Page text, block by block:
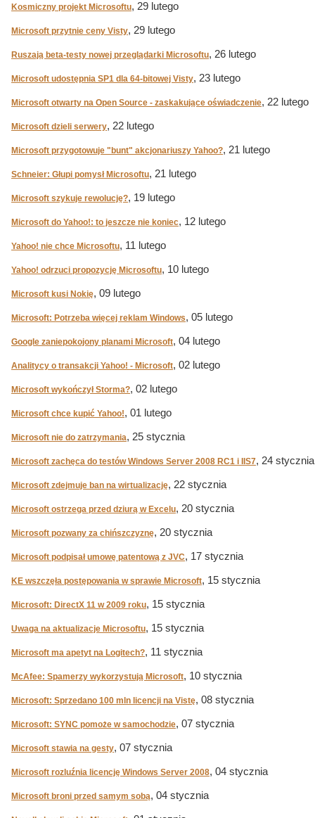
Kosmiczny projekt Microsoftu, 29 lutego
Microsoft przytnie ceny Visty, 29 lutego
Ruszają beta-testy nowej przeglądarki Microsoftu, 26 lutego
Microsoft udostępnia SP1 dla 64-bitowej Visty, 23 lutego
Microsoft otwarty na Open Source - zaskakujące oświadczenie, 22 lutego
Microsoft dzieli serwery, 22 lutego
Microsoft przygotowuje "bunt" akcjonariuszy Yahoo?, 21 lutego
Schneier: Głupi pomysł Microsoftu, 21 lutego
Microsoft szykuje rewolucję?, 19 lutego
Microsoft do Yahoo!: to jeszcze nie koniec, 12 lutego
Yahoo! nie chce Microsoftu, 11 lutego
Yahoo! odrzuci propozycję Microsoftu, 10 lutego
Microsoft kusi Nokię, 09 lutego
Microsoft: Potrzeba więcej reklam Windows, 05 lutego
Google zaniepokojony planami Microsoft, 04 lutego
Analitycy o transakcji Yahoo! - Microsoft, 02 lutego
Microsoft wykończył Storma?, 02 lutego
Microsoft chce kupić Yahoo!, 01 lutego
Microsoft nie do zatrzymania, 25 stycznia
Microsoft zachęca do testów Windows Server 2008 RC1 i IIS7, 24 stycznia
Microsoft zdejmuje ban na wirtualizację, 22 stycznia
Microsoft ostrzega przed dziurą w Excelu, 20 stycznia
Microsoft pozwany za chińszczyznę, 20 stycznia
Microsoft podpisał umowę patentową z JVC, 17 stycznia
KE wszczęła postępowania w sprawie Microsoft, 15 stycznia
Microsoft: DirectX 11 w 2009 roku, 15 stycznia
Uwaga na aktualizacje Microsoftu, 15 stycznia
Microsoft ma apetyt na Logitech?, 11 stycznia
McAfee: Spamerzy wykorzystują Microsoft, 10 stycznia
Microsoft: Sprzedano 100 mln licencji na Vistę, 08 stycznia
Microsoft: SYNC pomoże w samochodzie, 07 stycznia
Microsoft stawia na gesty, 07 stycznia
Microsoft rozluźnia licencję Windows Server 2008, 04 stycznia
Microsoft broni przed samym sobą, 04 stycznia